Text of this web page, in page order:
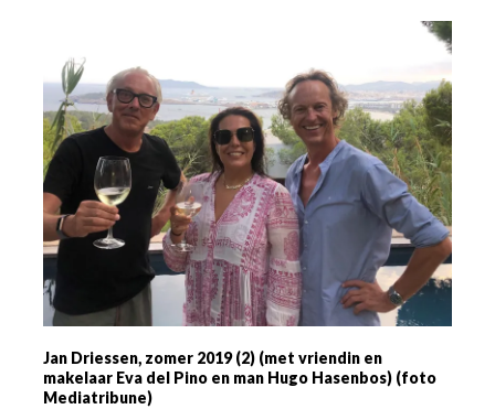
Jan Driessen, zomer 2019 (2) (met vriendin en
makelaar Eva del Pino en man Hugo Hasenbos) (foto
Mediatribune)